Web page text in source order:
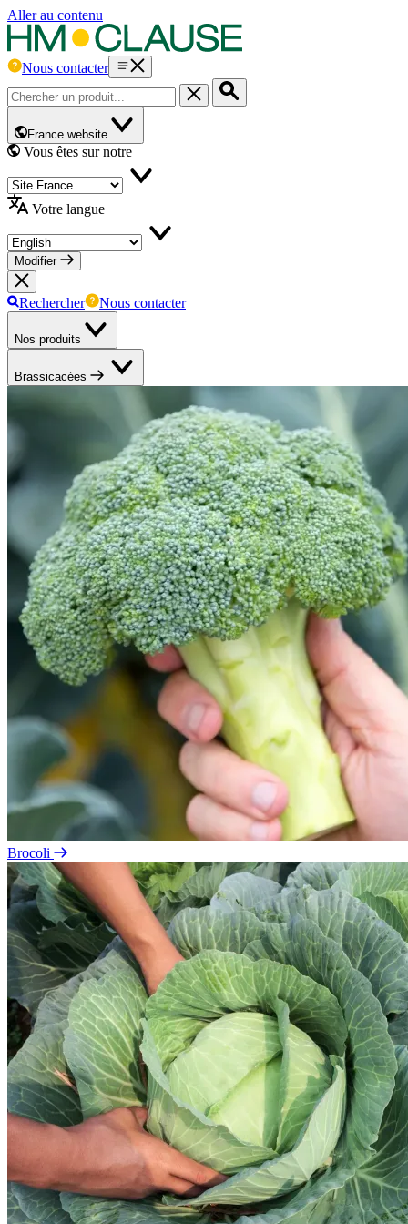
Aller au contenu
Nous contacter
France website
Vous êtes sur notre
Votre langue
Modifier
Rechercher Nous contacter
Nos produits
Brassicacées
Brocoli